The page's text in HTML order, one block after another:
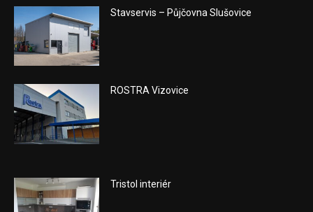
Stavservis – Půjčovna Slušovice
ROSTRA Vizovice
Tristol interiér